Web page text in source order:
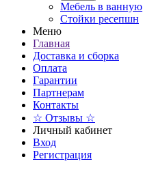
Мебель в ванную
Стойки ресепшн
Меню
Главная
Доставка и сборка
Оплата
Гарантии
Партнерам
Контакты
☆ Отзывы ☆
Личный кабинет
Вход
Регистрация